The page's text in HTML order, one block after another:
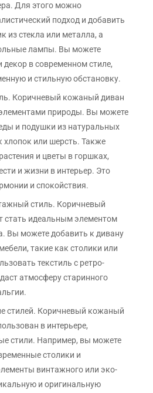
Для этого можно
подход и добавить
из стекла или металла, а
лампы. Вы можете
в современном стиле,
и стильную обстановку.
Коричневый кожаный диван
элементами природы. Вы можете
и подушки из натуральных
хлопок или шерсть. Также
и цветы в горшках,
и жизни в интерьер. Это
и спокойствия.
стиль. Коричневый
идеальным элементом
Вы можете добавить к дивану
такие как столики или
текстиль с ретро-
атмосферу старинного
стилей. Коричневый кожаный
в интерьере,
стили. Например, вы можете
столики и
винтажного или эко-
и оригинальную